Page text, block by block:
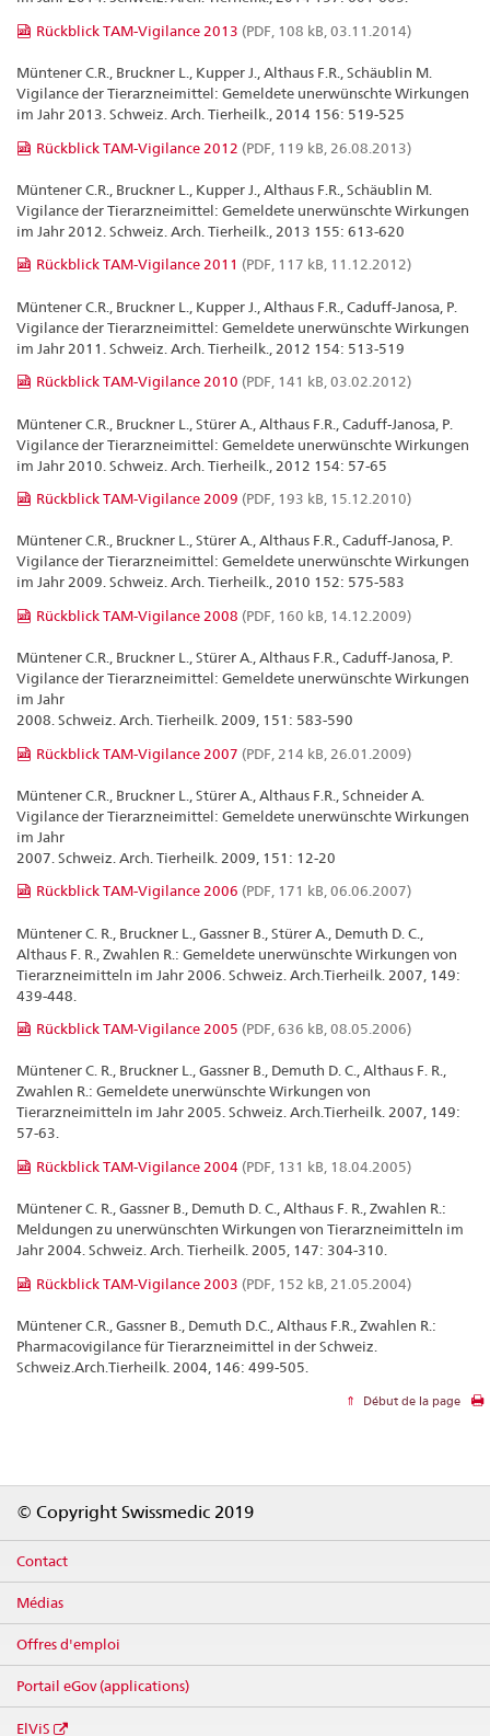
Rückblick TAM-Vigilance 2013 (PDF, 108 kB, 03.11.2014)
Müntener C.R., Bruckner L., Kupper J., Althaus F.R., Schäublin M.
Vigilance der Tierarzneimittel: Gemeldete unerwünschte Wirkungen
im Jahr 2013. Schweiz. Arch. Tierheilk., 2014 156: 519-525
Rückblick TAM-Vigilance 2012 (PDF, 119 kB, 26.08.2013)
Müntener C.R., Bruckner L., Kupper J., Althaus F.R., Schäublin M.
Vigilance der Tierarzneimittel: Gemeldete unerwünschte Wirkungen
im Jahr 2012. Schweiz. Arch. Tierheilk., 2013 155: 613-620
Rückblick TAM-Vigilance 2011 (PDF, 117 kB, 11.12.2012)
Müntener C.R., Bruckner L., Kupper J., Althaus F.R., Caduff-Janosa, P.
Vigilance der Tierarzneimittel: Gemeldete unerwünschte Wirkungen
im Jahr 2011. Schweiz. Arch. Tierheilk., 2012 154: 513-519
Rückblick TAM-Vigilance 2010 (PDF, 141 kB, 03.02.2012)
Müntener C.R., Bruckner L., Stürer A., Althaus F.R., Caduff-Janosa, P.
Vigilance der Tierarzneimittel: Gemeldete unerwünschte Wirkungen
im Jahr 2010. Schweiz. Arch. Tierheilk., 2012 154: 57-65
Rückblick TAM-Vigilance 2009 (PDF, 193 kB, 15.12.2010)
Müntener C.R., Bruckner L., Stürer A., Althaus F.R., Caduff-Janosa, P.
Vigilance der Tierarzneimittel: Gemeldete unerwünschte Wirkungen
im Jahr 2009. Schweiz. Arch. Tierheilk., 2010 152: 575-583
Rückblick TAM-Vigilance 2008 (PDF, 160 kB, 14.12.2009)
Müntener C.R., Bruckner L., Stürer A., Althaus F.R., Caduff-Janosa, P.
Vigilance der Tierarzneimittel: Gemeldete unerwünschte Wirkungen
im Jahr
2008. Schweiz. Arch. Tierheilk. 2009, 151: 583-590
Rückblick TAM-Vigilance 2007 (PDF, 214 kB, 26.01.2009)
Müntener C.R., Bruckner L., Stürer A., Althaus F.R., Schneider A.
Vigilance der Tierarzneimittel: Gemeldete unerwünschte Wirkungen
im Jahr
2007. Schweiz. Arch. Tierheilk. 2009, 151: 12-20
Rückblick TAM-Vigilance 2006 (PDF, 171 kB, 06.06.2007)
Müntener C. R., Bruckner L., Gassner B., Stürer A., Demuth D. C.,
Althaus F. R., Zwahlen R.: Gemeldete unerwünschte Wirkungen von
Tierarzneimitteln im Jahr 2006. Schweiz. Arch.Tierheilk. 2007, 149:
439-448.
Rückblick TAM-Vigilance 2005 (PDF, 636 kB, 08.05.2006)
Müntener C. R., Bruckner L., Gassner B., Demuth D. C., Althaus F. R.,
Zwahlen R.: Gemeldete unerwünschte Wirkungen von
Tierarzneimitteln im Jahr 2005. Schweiz. Arch.Tierheilk. 2007, 149:
57-63.
Rückblick TAM-Vigilance 2004 (PDF, 131 kB, 18.04.2005)
Müntener C. R., Gassner B., Demuth D. C., Althaus F. R., Zwahlen R.:
Meldungen zu unerwünschten Wirkungen von Tierarzneimitteln im
Jahr 2004. Schweiz. Arch. Tierheilk. 2005, 147: 304-310.
Rückblick TAM-Vigilance 2003 (PDF, 152 kB, 21.05.2004)
Müntener C.R., Gassner B., Demuth D.C., Althaus F.R., Zwahlen R.:
Pharmacovigilance für Tierarzneimittel in der Schweiz.
Schweiz.Arch.Tierheilk. 2004, 146: 499-505.
Début de la page
© Copyright Swissmedic 2019
Contact
Médias
Offres d'emploi
Portail eGov (applications)
ElViS